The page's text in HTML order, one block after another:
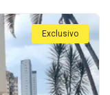
Exclusivo